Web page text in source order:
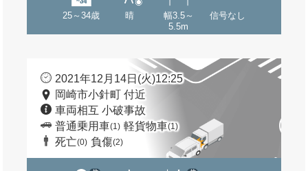
25～34歳 晴
幅3.5～
5.5m
信号なし
2021年12月14日(火)12:25
岡崎市小針町 付近
車両相互 小破事故
普通乗用車(1) 軽貨物車(1)
死亡(0) 負傷(2)